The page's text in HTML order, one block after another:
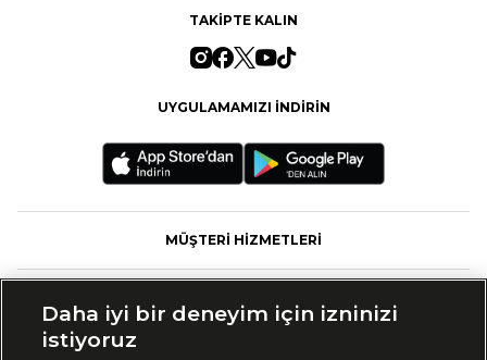
TAKİPTE KALIN
UYGULAMAMIZI İNDİRİN
MÜŞTERİ HİZMETLERİ
Daha iyi bir deneyim için izninizi
istiyoruz